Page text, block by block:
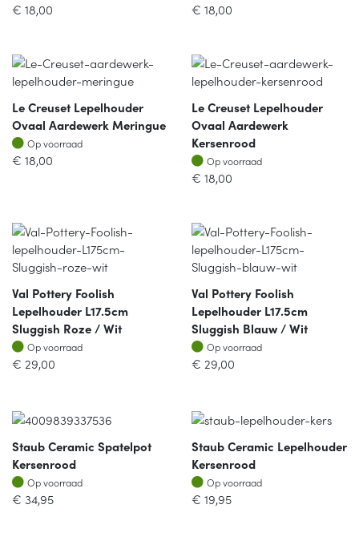
€ 18,00 € 18,00
Le Creuset Lepelhouder
Ovaal Aardewerk Meringue
Op voorraad
Op voorraad
€ 18,00
Le Creuset Lepelhouder
Ovaal Aardewerk
Kersenrood
Op voorraad
Op voorraad
€ 18,00
Val Pottery Foolish
Lepelhouder L17.5cm
Sluggish Roze / Wit
Op voorraad
Op voorraad
€ 29,00
Val Pottery Foolish
Lepelhouder L17.5cm
Sluggish Blauw / Wit
Op voorraad
Op voorraad
€ 29,00
Staub Ceramic Spatelpot
Kersenrood
Op voorraad
Op voorraad
€ 34,95
Staub Ceramic Lepelhouder
Kersenrood
Op voorraad
Op voorraad
€ 19,95